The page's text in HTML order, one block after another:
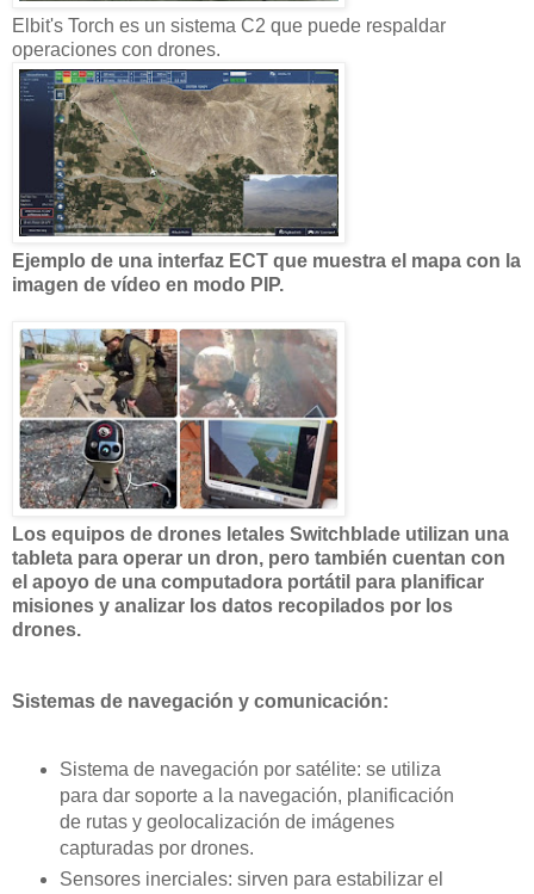
Elbit's Torch es un sistema C2 que puede respaldar
operaciones con drones.
Ejemplo de una interfaz ECT que muestra el mapa con la
imagen de vídeo en modo PIP.
Los equipos de drones letales Switchblade utilizan una
tableta para operar un dron, pero también cuentan con
el apoyo de una computadora portátil para planificar
misiones y analizar los datos recopilados por los
drones.
Sistemas de navegación y comunicación:
Sistema de navegación por satélite: se utiliza
para dar soporte a la navegación, planificación
de rutas y geolocalización de imágenes
capturadas por drones.
Sensores inerciales: sirven para estabilizar el